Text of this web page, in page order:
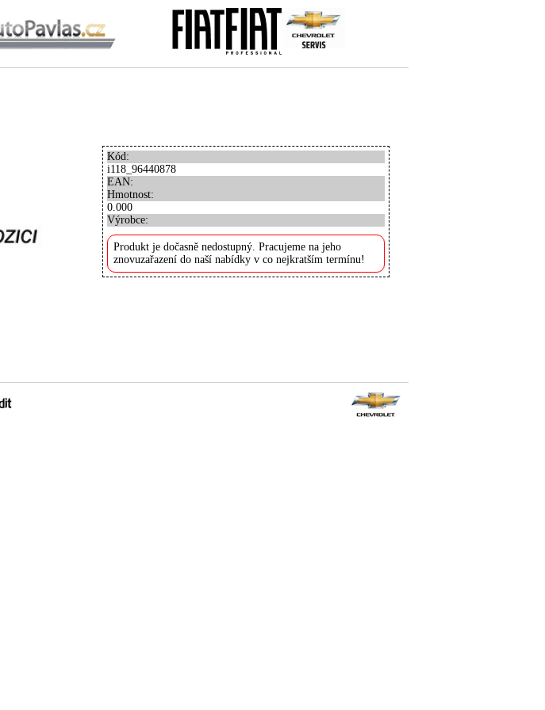
Kód:
i118_96440878
EAN:
Hmotnost:
0.000
Výrobce:
Produkt je dočasně nedostupný. Pracujeme na jeho
znovuzařazení do naší nabídky v co nejkratším termínu!